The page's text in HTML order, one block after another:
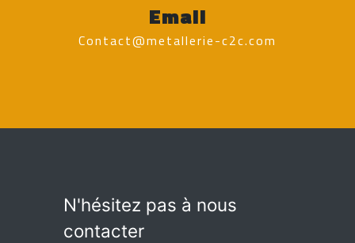
Email
contact@metallerie-c2c.com
N'hésitez pas à nous
contacter